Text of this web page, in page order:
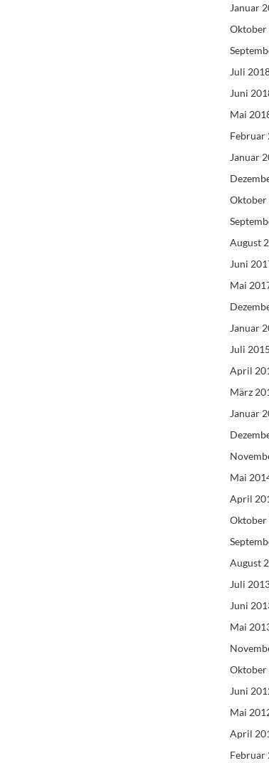
Januar
Oktober
Juli
Juni
Mai
Februar
Januar
Oktober
August
Juni
Mai
Januar
Juli 2015
April
März
Januar
Mai
April
Oktober
August
Juli
Juni
Mai
Oktober
Juni
Mai
April
Februar